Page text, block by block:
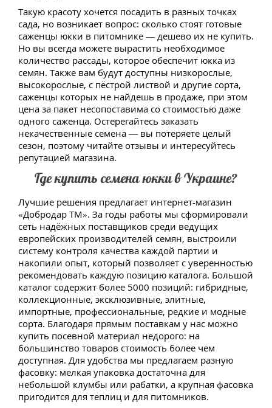
Такую красоту хочется посадить в разных точках
сада, но возникает вопрос: сколько стоят готовые
саженцы юкки в питомнике — дешево их не купить.
Но вы всегда можете вырастить необходимое
количество рассады, которое обеспечит юкка из
семян. Также вам будут доступны низкорослые,
высокорослые, с пёстрой листвой и другие сорта,
саженцы которых не найдешь в продаже, при этом
цена за пакет несопоставима со стоимостью даже
одного саженца. Остерегайтесь заказать
некачественные семена — вы потеряете целый
сезон, поэтому читайте отзывы и интересуйтесь
репутацией магазина.
Где купить семена юкки в Украине?
Лучшие решения предлагает интернет-магазин
«Добродар ТМ». За годы работы мы сформировали
сеть надёжных поставщиков среди ведущих
европейских производителей семян, выстроили
систему контроля качества каждой партии и
накопили опыт, который позволяет с уверенностью
рекомендовать каждую позицию каталога. Большой
каталог содержит более 5000 позиций: гибридные,
коллекционные, эксклюзивные, элитные,
импортные, профессиональные, редкие и модные
сорта. Благодаря прямым поставкам у нас можно
купить посевной материал недорого: на
большинство товаров стоимость более чем
доступная. Для удобства мы предлагаем разную
фасовку: мелкая упаковка достаточна для
небольшой клумбы или рабатки, а крупная фасовка
пригодится для теплиц и для питомников.